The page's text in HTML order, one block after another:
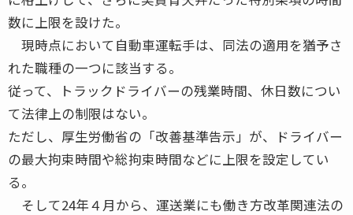
数に上限を設けた。
現時点において自動車運転手は、同法の適用を猶予さ
れた職種の一つに該当する。
従って、トラックドライバーの残業時間、休日数につい
て法律上の制限はない。
ただし、厚生労働省の「改善基準告示」が、ドライバー
の最大拘束時間や総拘束時間などに上限を設定してい
る。
そして24年４月から、運送業にも働き方改革関連法の